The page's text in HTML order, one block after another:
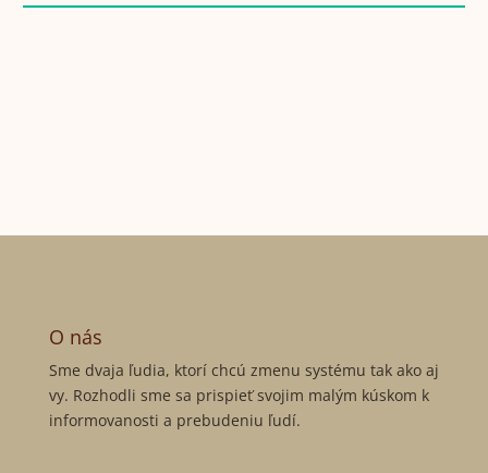
O nás
Sme dvaja ľudia, ktorí chcú zmenu systému tak ako aj
vy. Rozhodli sme sa prispieť svojim malým kúskom k
informovanosti a prebudeniu ľudí.